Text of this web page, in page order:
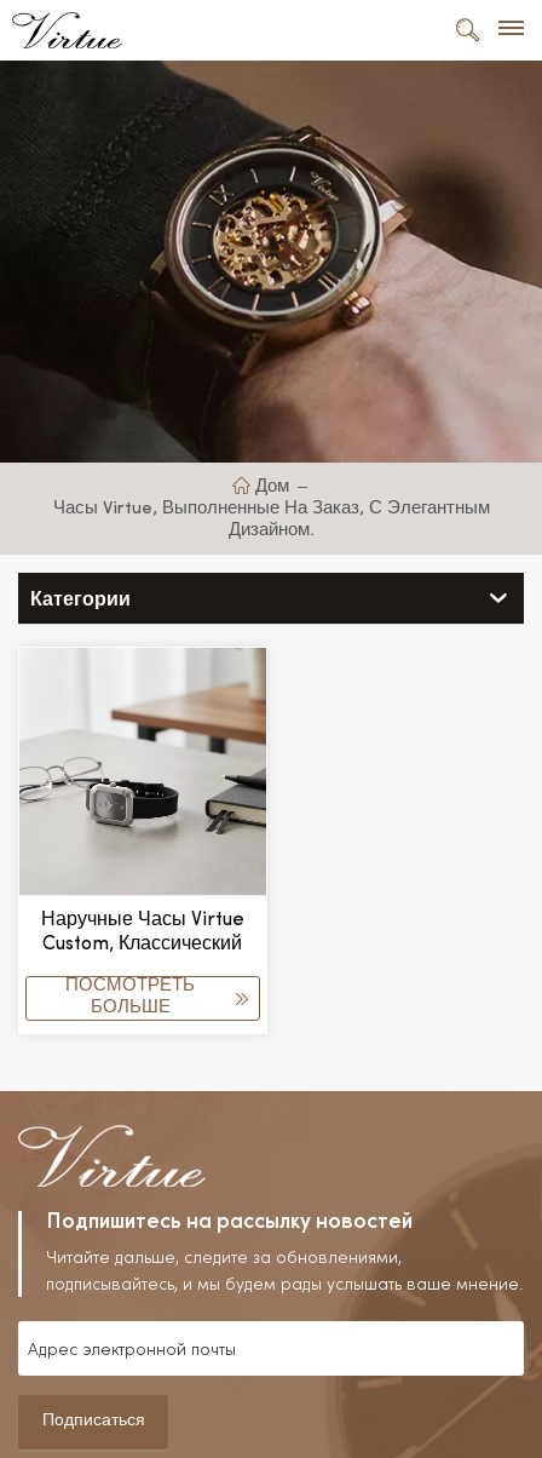
Дом
Часы Virtue, Выполненные На Заказ, С Элегантным
Дизайном.
Категории
Наручные Часы Virtue
Custom, Классический
Циферблат,
Силиконовый Ремешок,
Роскошный, Модный
ПОСМОТРЕТЬ
БОЛЬШЕ
Подпишитесь на рассылку новостей
Читайте дальше, следите за обновлениями,
подписывайтесь, и мы будем рады услышать ваше мнение.
Подписаться